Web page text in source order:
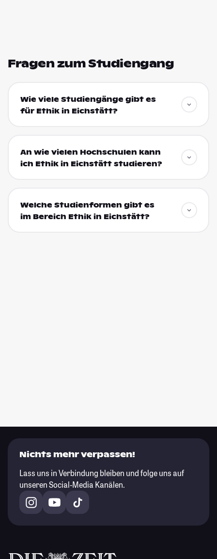
Fragen zum Studiengang
Wie viele Studiengänge gibt es
für Ethik in Eichstätt?
An wie vielen Hochschulen kann
ich Ethik in Eichstätt studieren?
Welche Studienformen gibt es
im Bereich Ethik in Eichstätt?
Nichts mehr verpassen!
Lass uns in Verbindung bleiben und folge uns auf
unseren Social-Media Kanälen.